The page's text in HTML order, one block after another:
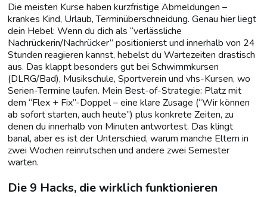
Die meisten Kurse haben kurzfristige Abmeldungen –
krankes Kind, Urlaub, Terminüberschneidung. Genau hier liegt
dein Hebel: Wenn du dich als “verlässliche
Nachrückerin/Nachrücker” positionierst und innerhalb von 24
Stunden reagieren kannst, hebelst du Wartezeiten drastisch
aus. Das klappt besonders gut bei Schwimmkursen
(DLRG/Bad), Musikschule, Sportverein und vhs-Kursen, wo
Serien-Termine laufen. Mein Best-of-Strategie: Platz mit
dem “Flex + Fix”-Doppel – eine klare Zusage (“Wir können
ab sofort starten, auch heute”) plus konkrete Zeiten, zu
denen du innerhalb von Minuten antwortest. Das klingt
banal, aber es ist der Unterschied, warum manche Eltern in
zwei Wochen reinrutschen und andere zwei Semester
warten.
Die 9 Hacks, die wirklich funktionieren